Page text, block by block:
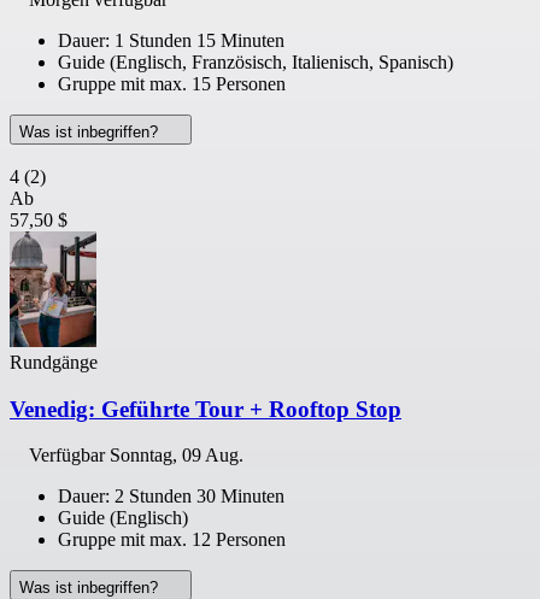
Dauer: 1 Stunden 15 Minuten
Guide (Englisch, Französisch, Italienisch, Spanisch)
Gruppe mit max. 15 Personen
Was ist inbegriffen?
4 (2)
Ab
57,50 $
Rundgänge
Venedig: Geführte Tour + Rooftop Stop
Verfügbar Sonntag, 09 Aug.
Dauer: 2 Stunden 30 Minuten
Guide (Englisch)
Gruppe mit max. 12 Personen
Was ist inbegriffen?